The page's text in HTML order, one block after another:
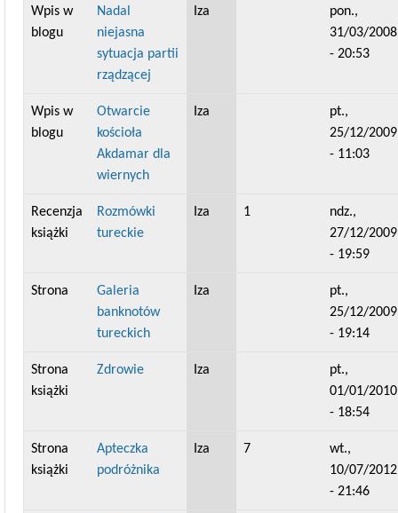
Wpis w
blogu
Nadal
niejasna
sytuacja partii
rządzącej
Iza
pon.,
31/03/2008
- 20:53
Wpis w
blogu
Otwarcie
kościoła
Akdamar dla
wiernych
Iza
pt.,
25/12/2009
- 11:03
Recenzja
książki
Rozmówki
tureckie
Iza 1
ndz.,
27/12/2009
- 19:59
Strona
Galeria
banknotów
tureckich
Iza
pt.,
25/12/2009
- 19:14
Strona
książki
Zdrowie Iza
pt.,
01/01/2010
- 18:54
Strona
książki
Apteczka
podróżnika
Iza 7
wt.,
10/07/2012
- 21:46